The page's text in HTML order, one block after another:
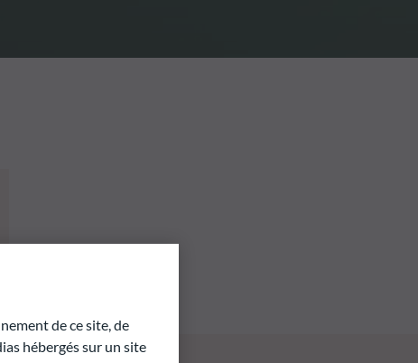
de ce site, de
hébergés sur un site